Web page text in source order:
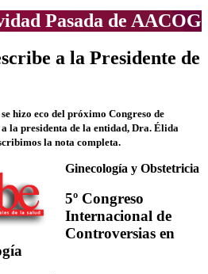
Pasada de AACOG
a la Presidente de
se hizo eco del próximo Congreso de
la presidenta de la entidad, Dra. Élida
la nota completa.
Ginecología y Obstetricia
5º Congreso
Internacional de
Controversias en